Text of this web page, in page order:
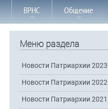
ВРНС Общение
Меню раздела
Новости Патриархии 2023
Новости Патриархии 2022
Новости Патриархии 2021